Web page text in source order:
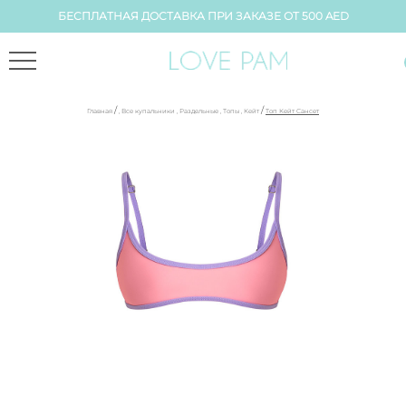
БЕСПЛАТНАЯ ДОСТАВКА ПРИ ЗАКАЗЕ ОТ 500 AED
Главная / , Все купальники , Раздельные , Топы , Кейт / Топ Кейт Сансет